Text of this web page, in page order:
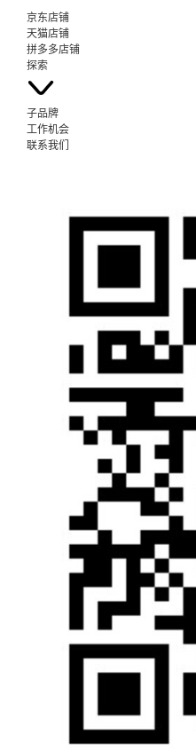
京东店铺
天猫店铺
拼多多店铺
探索
子品牌
工作机会
联系我们